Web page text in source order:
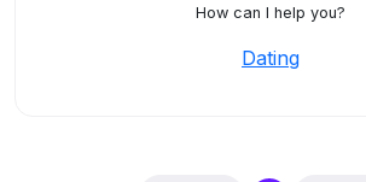
How can I help you?
Dating